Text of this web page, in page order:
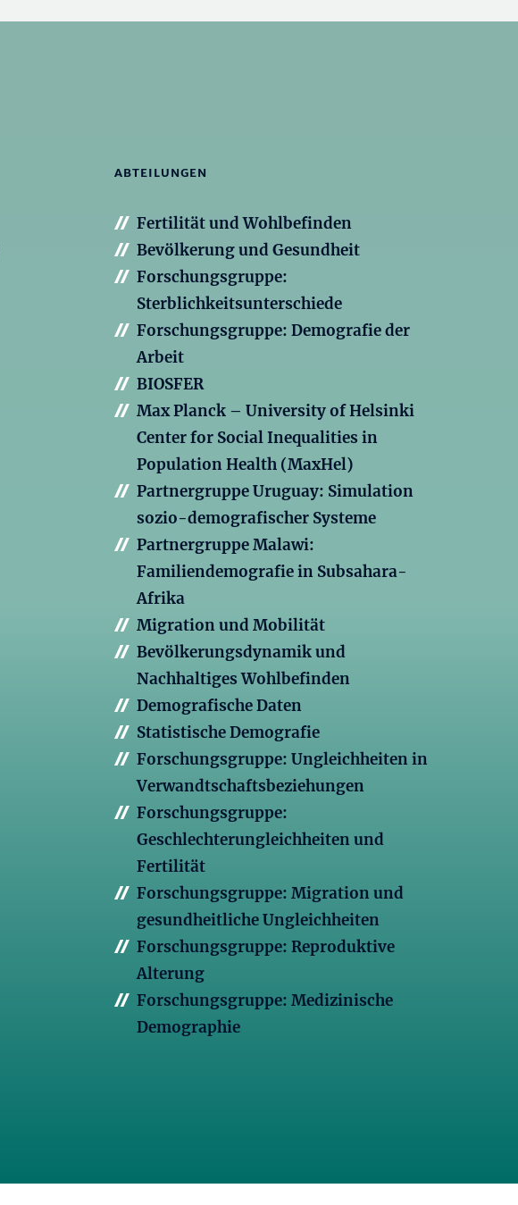
ABTEILUNGEN
Fertilität und Wohlbefinden
Bevölkerung und Gesundheit
Forschungsgruppe:
Sterblichkeitsunterschiede
Forschungsgruppe: Demografie der
Arbeit
BIOSFER
Max Planck – University of Helsinki
Center for Social Inequalities in
Population Health (MaxHel)
Partnergruppe Uruguay: Simulation
sozio-demografischer Systeme
Partnergruppe Malawi:
Familiendemografie in Subsahara-
Afrika
Migration und Mobilität
Bevölkerungsdynamik und
Nachhaltiges Wohlbefinden
Demografische Daten
Statistische Demografie
Forschungsgruppe: Ungleichheiten in
Verwandtschaftsbeziehungen
Forschungsgruppe:
Geschlechterungleichheiten und
Fertilität
Forschungsgruppe: Migration und
gesundheitliche Ungleichheiten
Forschungsgruppe: Reproduktive
Alterung
Forschungsgruppe: Medizinische
Demographie